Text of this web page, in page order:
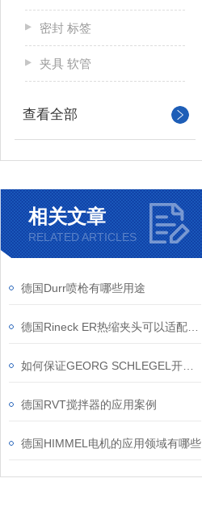
密封 标签
夹具 软管
查看全部
相关文章
RELATED ARTICLES
德国Durr喷枪有哪些用途
德国RVT搅拌器的应用案例
德国HIMMEL电机的应用领域有哪些